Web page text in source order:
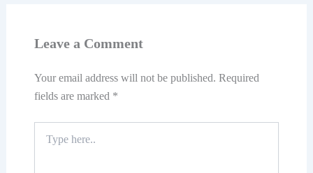
Leave a Comment
Your email address will not be published. Required
fields are marked *
here..